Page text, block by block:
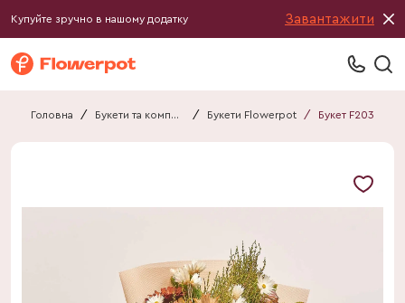
Купуйте зручно в нашому додатку Завантажити
Головна / Букети та композиції / Букети Flowerpot / Букет F203